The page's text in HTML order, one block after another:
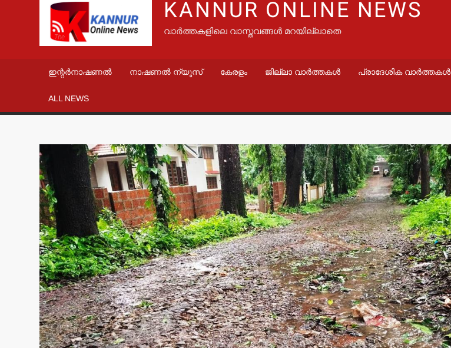
KANNUR ONLINE NEWS
വാർത്തകളിലെ വാസ്തവങ്ങൾ മറയില്ലാതെ
ഇന്റർനാഷണൽ നാഷണൽ ന്യൂസ് കേരളം ജില്ലാ വാർത്തകൾ പ്രാദേശിക വാർത്തകൾ
ALL NEWS
വാർത്തകൾ
മന്ത്രി അനൂപ് ജേക്കബ്
നാളെ
പാടിയോട്ടുചാലില്‍
മാവേലി സൂപ്പര്‍ സ്റ്റോര്‍
ഉദ്ഘാടനം ചെയ്യും.
admin3 August 6, 2026